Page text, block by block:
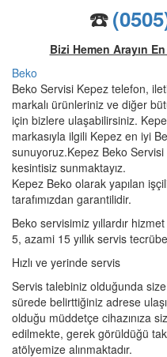
☎️
Bizi Hemen Arayın
Beko
Beko Servisi Kepez telefon,
markalı ürünleriniz ve diğer
için bizlere ulaşabilirsiniz.
markasıyla ilgili Kepez en iyi
sunuyoruz.Kepez Beko
kesintisiz sunmaktayız.
Kepez Beko olarak yapılan
tarafımızdan garantilidir.
Beko servisimiz yıllardır
5, azami 15 yıllık servis
Hızlı ve yerinde servis
Servis talebiniz olduğunda
sürede belirttiğiniz adrese
olduğu müddetçe cihazınıza
edilmekte, gerek görüldüğü
atölyemize alınmaktadır.